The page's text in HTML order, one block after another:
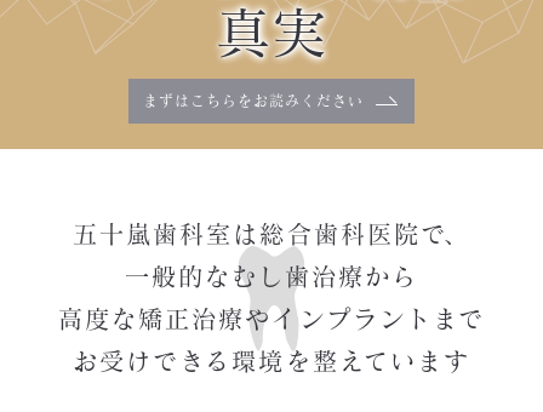
真実
まずはこちらを お読みください
五十嵐歯科室は総合歯科医院で、
一般的なむし歯治療から
高度な矯正治療やインプラントまで
お受けできる環境を整えています